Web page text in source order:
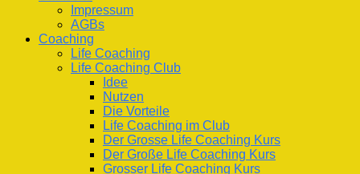
Impressum
AGBs
Coaching
Life Coaching
Life Coaching Club
Idee
Nutzen
Die Vorteile
Life Coaching im Club
Der Grosse Life Coaching Kurs
Der Große Life Coaching Kurs
Grosser Life Coaching Kurs